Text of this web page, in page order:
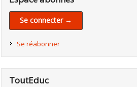
Se connecter →
Se réabonner
ToutEduc